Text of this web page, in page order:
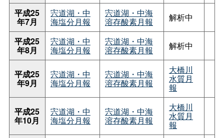
平成25
年7月
宍道湖・中
海塩分月報
宍道湖・中海
溶存酸素月報 解析中
平成25
年8月
宍道湖・中
海塩分月報
宍道湖・中海
溶存酸素月報 解析中
平成25
年9月
宍道湖・中
海塩分月報
宍道湖・中海
溶存酸素月報
大橋川
水質月
報
平成25
年10月
宍道湖・中
海塩分月報
宍道湖・中海
溶存酸素月報
大橋川
水質月
報